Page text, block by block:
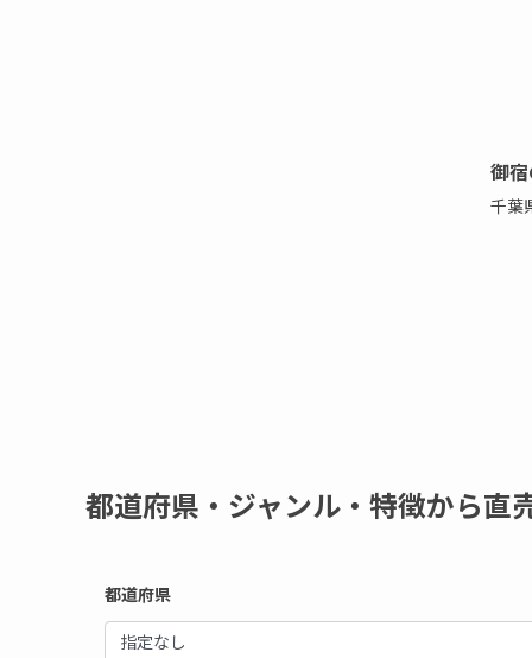
御
千葉
都道府県・ジャンル・特徴から直
都道府県